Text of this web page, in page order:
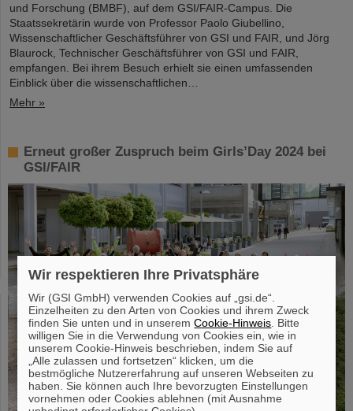
und Forschung (BMBF), auf dem GSI/FAIR-Campus. Die
Staatssekretärin wurde von Professor Paolo Giubellino,
Wissenschaftlicher Geschäftsführer von GSI und FAIR, und Jörg
Blaurock, Technischer Geschäftsführer von GSI und FAIR,
empfangen. Bei ihrem Besuch erhielt sie einen umfassenden
Einblick über die wissenschaftlichen…
Mehr »
Erneut großer Zuspruch beim Girls’Day 2024 bei
GSI/FAIR
Wir respektieren Ihre Privatsphäre
Wir (GSI GmbH) verwenden Cookies auf „gsi.de“.
Einzelheiten zu den Arten von Cookies und ihrem Zweck
finden Sie unten und in unseremCookie-Hinweis . Bitte
willigen Sie in die Verwendung von Cookies ein, wie in
unserem Cookie-Hinweis beschrieben, indem Sie auf
„Alle zulassen und fortsetzen“ klicken, um die
bestmögliche Nutzererfahrung auf unseren Webseiten zu
haben. Sie können auch Ihre bevorzugten Einstellungen
vornehmen oder Cookies ablehnen (mit Ausnahme